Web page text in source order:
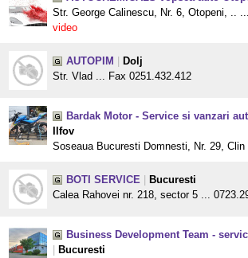
Str. George Calinescu, Nr. 6, Otopeni, ..
video
AUTOPIM
Dolj
Str. Vlad ... Fax 0251.432.412
Bardak Motor - Service si vanzari
Ilfov
Soseaua Bucuresti Domnesti, Nr. 29,
BOTI SERVICE
Bucuresti
Calea Rahovei nr. 218, sector 5 ...
Business Development Team -
Bucuresti